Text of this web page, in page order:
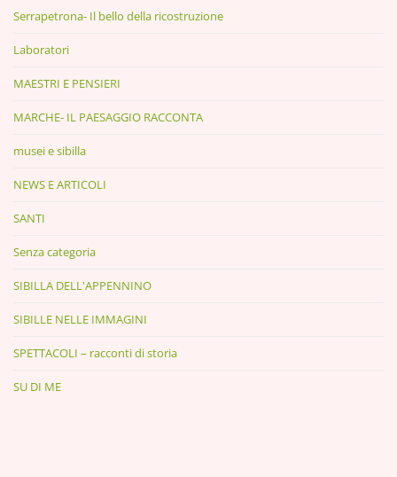
Serrapetrona- Il bello della ricostruzione
Laboratori
MAESTRI E PENSIERI
MARCHE- IL PAESAGGIO RACCONTA
musei e sibilla
NEWS E ARTICOLI
SANTI
Senza categoria
SIBILLA DELL'APPENNINO
SIBILLE NELLE IMMAGINI
SPETTACOLI – racconti di storia
SU DI ME